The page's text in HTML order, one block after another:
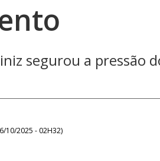
segurou a pressão
10/2025 - 02H32)